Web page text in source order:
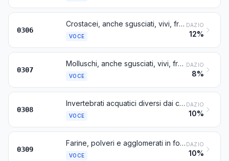
0306
Crostacei, anche sgusciati, vivi, freschi, refrigerati, congelati, secchi, salati o in salamoia; crostacei affumicati, anche sgusciati, anche cotti prima o durante l’affumicatura; crostacei non sgusciati, cotti in acqua o al vapore, anche refrigerati, congelati, secchi, salati o in salamoia
VOCE
DAZIO
12%
0307
Molluschi, anche sgusciati, vivi, freschi, refrigerati, congelati, secchi, salati o in salamoia; molluschi affumicati, anche sgusciati, anche cotti prima o durante l’affumicatura
VOCE
DAZIO
8%
0308
Invertebrati acquatici diversi dai crostacei e dai molluschi, vivi, freschi, refrigerati, congelati, secchi, salati o in salamoia; invertebrati acquatici affumicati diversi dai crostacei e dai molluschi, anche cotti prima o durante l’affumicatura
VOCE
DAZIO
10%
0309
Farine, polveri e agglomerati in forma di pellet di pesci, crostacei, molluschi e altri invertebrati acquatici, atti all’alimentazione umana
VOCE
DAZIO
10%